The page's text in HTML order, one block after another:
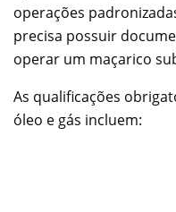
operações
precisa possuir
operar um maçarico
As qualificações
óleo e gás incluem: